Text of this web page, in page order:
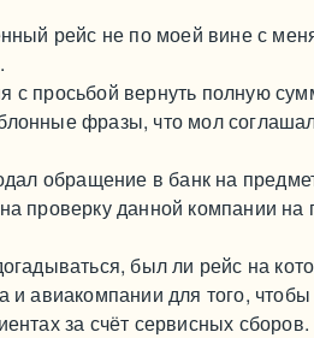
рейс не по моей вине с
просьбой вернуть полную
фразы, что мол
обращение в банк на
проверку данной компании
был ли рейс на
и авиакомпании для того,
за счёт сервисных